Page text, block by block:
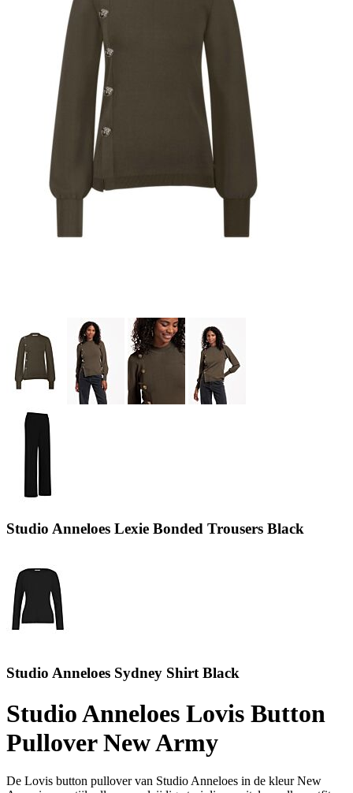
Studio Anneloes Lexie Bonded Trousers Black
Studio Anneloes Sydney Shirt Black
Studio Anneloes Lovis Button
Pullover New Army
De Lovis button pullover van Studio Anneloes in de kleur New